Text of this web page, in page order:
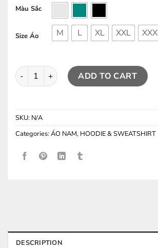
Màu Sắc
Size Áo M L XL XXL
Áo Hoodie UM Small Logo ( Semi-
ADD TO CART
SKU: N/A
Categories:ÁO NAM, HOODIE & SWEATSHIRT
DESCRIPTION